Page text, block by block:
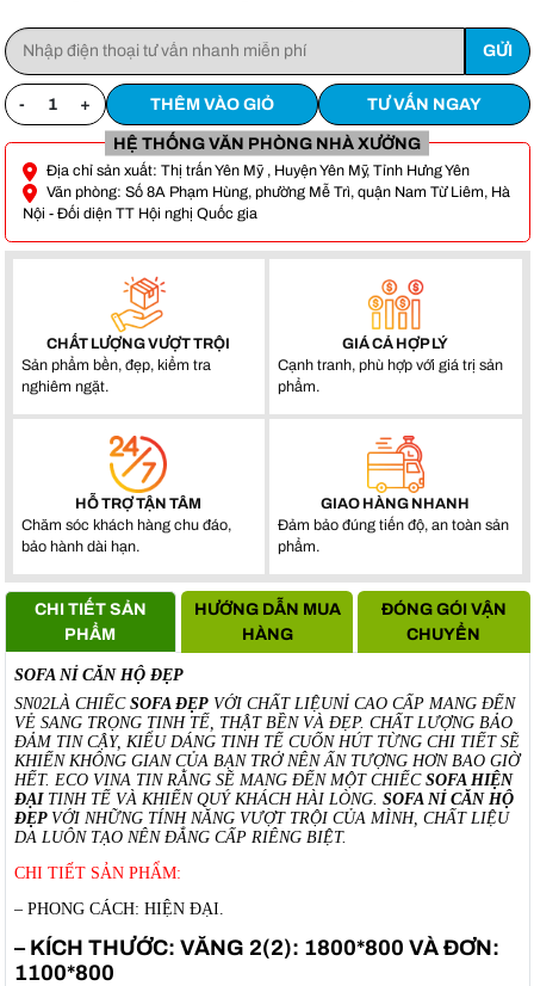
- + THÊM VÀO GIỎ TƯ VẤN NGAY
HỆ THỐNG VĂN PHÒNG NHÀ XƯỞNG
Địa chỉ sản xuất: Thị trấn Yên Mỹ , Huyện Yên Mỹ, Tỉnh Hưng Yên
Văn phòng: Số 8A Phạm Hùng, phường Mễ Trì, quận Nam Từ Liêm, Hà
Nội - Đối diện TT Hội nghị Quốc gia
CHẤT LƯỢNG VƯỢT TRỘI
Sản phẩm bền, đẹp, kiểm tra
nghiêm ngặt.
GIÁ CẢ HỢP LÝ
Cạnh tranh, phù hợp với giá trị sản
phẩm.
HỖ TRỢ TẬN TÂM
Chăm sóc khách hàng chu đáo,
bảo hành dài hạn.
GIAO HÀNG NHANH
Đảm bảo đúng tiến độ, an toàn sản
phẩm.
CHI TIẾT SẢN
PHẨM
HƯỚNG DẪN MUA
HÀNG
ĐÓNG GÓI VẬN
CHUYỂN
SOFA NỈ CĂN HỘ ĐẸP
SN02LÀ CHIẾCSOFA ĐẸPVỚI CHẤT LIỆUNỈ CAO CẤP MANG ĐẾN
VẺ SANG TRỌNG TINH TẾ, THẬT BỀN VÀ ĐẸP. CHẤT LƯỢNG BẢO
ĐẢM TIN CẬY, KIỂU DÁNG TINH TẾ CUỐN HÚT TỪNG CHI TIẾT SẼ
KHIẾN KHÔNG GIAN CỦA BẠN TRỞ NÊN ẤN TƯỢNG HƠN BAO GIỜ
HẾT. ECO VINA TIN RẰNG SẼ MANG ĐẾN MỘT CHIẾC SOFA HIỆN
ĐẠITINH TẾ VÀ KHIẾN QUÝ KHÁCH HÀI LÒNG. SOFA NỈ CĂN HỘ
ĐẸP VỚI NHỮNG TÍNH NĂNG VƯỢT TRỘI CỦA MÌNH, CHẤT LIỆU
DA LUÔN TẠO NÊN ĐẲNG CẤP RIÊNG BIỆT.
CHI TIẾT SẢN PHẨM:
– PHONG CÁCH: HIỆN ĐẠI.
– KÍCH THƯỚC: VĂNG 2(2): 1800*800 VÀ ĐƠN:
1100*800